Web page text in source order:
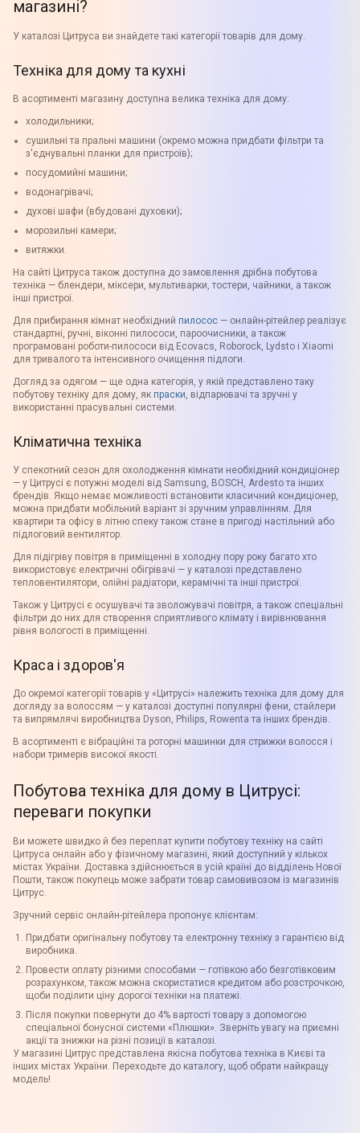
магазині?
У каталозі Цитруса ви знайдете такі категорії товарів для дому.
Техніка для дому та кухні
В асортименті магазину доступна велика техніка для дому:
холодильники;
сушильні та пральні машини (окремо можна придбати фільтри та
з'єднувальні планки для пристроїв);
посудомийні машини;
водонагрівачі;
духові шафи (вбудовані духовки);
морозильні камери;
витяжки.
На сайті Цитруса також доступна до замовлення дрібна побутова
техніка — блендери, міксери, мультиварки, тостери, чайники, а також
інші пристрої.
Для прибирання кімнат необхідний пилосос — онлайн-рітейлер реалізує
стандартні, ручні, віконні пилососи, пароочисники, а також
програмовані роботи-пилососи від Ecovacs, Roborock, Lydsto і Xiaomi
для тривалого та інтенсивного очищення підлоги.
Догляд за одягом — ще одна категорія, у якій представлено таку
побутову техніку для дому, як праски, відпарювачі та зручні у
використанні прасувальні системи.
Кліматична техніка
У спекотний сезон для охолодження кімнати необхідний кондиціонер
— у Цитрусі є потужні моделі від Samsung, BOSCH, Ardesto та інших
брендів. Якщо немає можливості встановити класичний кондиціонер,
можна придбати мобільний варіант зі зручним управлінням. Для
квартири та офісу в літню спеку також стане в пригоді настільний або
підлоговий вентилятор.
Для підігріву повітря в приміщенні в холодну пору року багато хто
використовує електричні обігрівачі — у каталозі представлено
тепловентилятори, олійні радіатори, керамічні та інші пристрої.
Також у Цитрусі є осушувачі та зволожувачі повітря, а також спеціальні
фільтри до них для створення сприятливого клімату і вирівнювання
рівня вологості в приміщенні.
Краса і здоров'я
До окремої категорії товарів у «Цитрусі» належить техніка для дому для
догляду за волоссям — у каталозі доступні популярні фени, стайлери
та випрямлячі виробництва Dyson, Philips, Rowenta та інших брендів.
В асортименті є вібраційні та роторні машинки для стрижки волосся і
набори тримерів високої якості.
Побутова техніка для дому в Цитрусі:
переваги покупки
Ви можете швидко й без переплат купити побутову техніку на сайті
Цитруса онлайн або у фізичному магазині, який доступний у кількох
містах України. Доставка здійснюється в усій країні до відділень Нової
Пошти, також покупець може забрати товар самовивозом із магазинів
Цитрус.
Зручний сервіс онлайн-рітейлера пропонує клієнтам:
Придбати оригінальну побутову та електронну техніку з гарантією від
виробника.
Провести оплату різними способами — готівкою або безготівковим
розрахунком, також можна скористатися кредитом або розстрочкою,
щоби поділити ціну дорогої техніки на платежі.
Після покупки повернути до 4% вартості товару з допомогою
спеціальної бонусної системи «Плюшки». Зверніть увагу на приємні
акції та знижки на різні позиції в каталозі.
У магазині Цитрус представлена якісна побутова техніка в Києві та
інших містах України. Переходьте до каталогу, щоб обрати найкращу
модель!